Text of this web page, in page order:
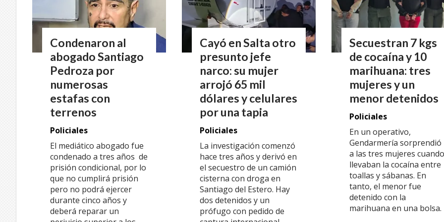
Condenaron al
abogado Santiago
Pedroza por
numerosas
estafas con
terrenos
Policiales
El mediático abogado fue
condenado a tres años de
prisión condicional, por lo
que no cumplirá prisión
pero no podrá ejercer
durante cinco años y
deberá reparar un
Cayó en Salta otro
presunto jefe
narco: su mujer
arrojó 65 mil
dólares y celulares
por una tapia
Policiales
La investigación comenzó
hace tres años y derivó en
el secuestro de un camión
cisterna con droga en
Santiago del Estero. Hay
dos detenidos y un
prófugo con pedido de
Secuestran 7 kgs
de cocaína y 10
marihuana: tres
mujeres y un
menor detenidos
Policiales
En un operativo,
Gendarmería sorprendió
a las tres mujeres cuando
llevaban la cocaína entre
toallas y sábanas. En
tanto, el menor fue
detenido con la
marihuana en una bolsa.